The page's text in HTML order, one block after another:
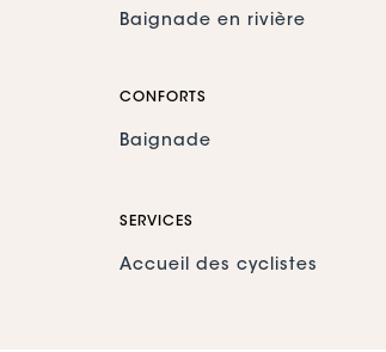
Baignade en rivière
CONFORTS
Baignade
SERVICES
Accueil des cyclistes